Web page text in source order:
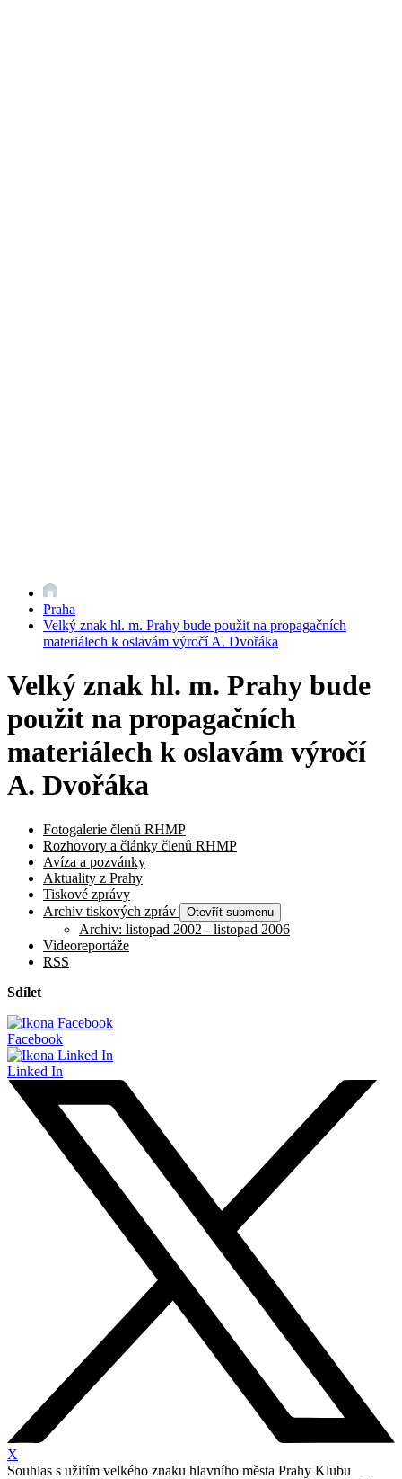
Praha
Velký znak hl. m. Prahy bude použit na propagačních
materiálech k oslavám výročí A. Dvořáka
Velký znak hl. m. Prahy bude
použit na propagačních
materiálech k oslavám výročí
A. Dvořáka
Fotogalerie členů RHMP
Rozhovory a články členů RHMP
Avíza a pozvánky
Aktuality z Prahy
Tiskové zprávy
Archiv tiskových zpráv
Otevřít submenu
Archiv: listopad 2002 - listopad 2006
Videoreportáže
RSS
Sdílet
Facebook
Linked In
X
Souhlas s užitím velkého znaku hlavního města Prahy Klubu